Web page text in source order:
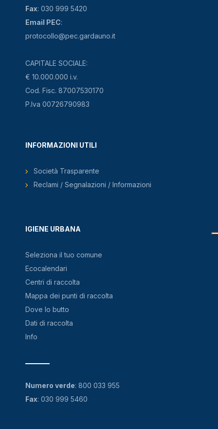
Fax: 030 999 5420
Email PEC:
protocollo@pec.gardauno.it
CAPITALE SOCIALE:
€ 10.000.000 i.v.
Cod. Fisc. 87007530170
P.Iva 00726790983
IGIENE URBANA
Seleziona il tuo comune
Ecocalendari
Centri di raccolta
Mappa dei punti di raccolta
Dove lo butto
Dati di raccolta
Info
INFORMAZIONI UTILI
Società Trasparente
Reclami / Segnalazioni / Informazioni
Numero verde: 800 033 955
Fax: 030 999 5460